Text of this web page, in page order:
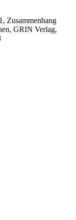
Zusammenhang
GRIN Verlag,